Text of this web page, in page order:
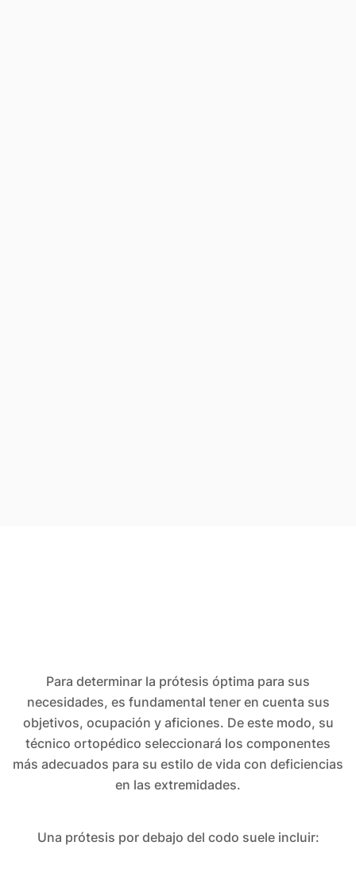
Para determinar la prótesis óptima para sus
necesidades, es fundamental tener en cuenta sus
objetivos, ocupación y aficiones. De este modo, su
técnico ortopédico seleccionará los componentes
más adecuados para su estilo de vida con deficiencias
en las extremidades.
Una prótesis por debajo del codo suele incluir: